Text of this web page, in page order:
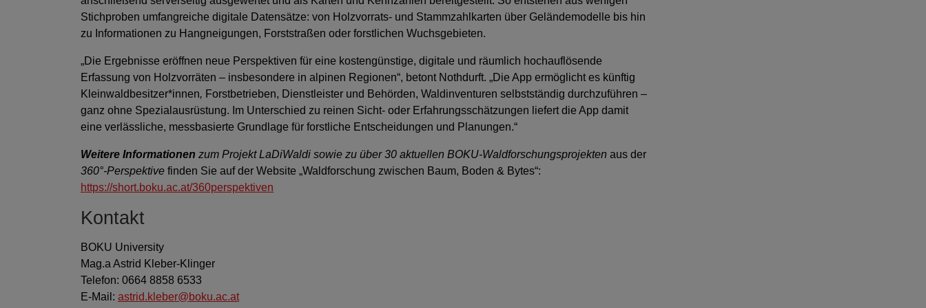
Stichproben umfangreiche digitale Datensätze: von Holzvorrats- und Stammzahlkarten über Geländemodelle bis hin
zu Informationen zu Hangneigungen, Forststraßen oder forstlichen Wuchsgebieten.
„Die Ergebnisse eröffnen neue Perspektiven für eine kostengünstige, digitale und räumlich hochauflösende
Erfassung von Holzvorräten – insbesondere in alpinen Regionen“, betont Nothdurft. „Die App ermöglicht es künftig
Kleinwaldbesitzer*innen, Forstbetrieben, Dienstleister und Behörden, Waldinventuren selbstständig durchzuführen –
ganz ohne Spezialausrüstung. Im Unterschied zu reinen Sicht- oder Erfahrungsschätzungen liefert die App damit
eine verlässliche, messbasierte Grundlage für forstliche Entscheidungen und Planungen.“
Weitere Informationen zum Projekt LaDiWaldi sowie zu über 30 aktuellen BOKU-Waldforschungsprojekten aus der
360°-Perspektive finden Sie auf der Website „Waldforschung zwischen Baum, Boden & Bytes“:
https://short.boku.ac.at/360perspektiven
Kontakt
BOKU University
Mag.a Astrid Kleber-Klinger
Telefon: 0664 8858 6533
E-Mail: astrid.kleber@boku.ac.at